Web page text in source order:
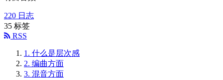
220 日志
35 标签
RSS
1. 什么是层次感
2. 编曲方面
3. 混音方面